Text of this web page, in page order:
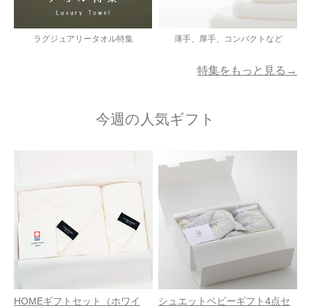
ラグジュアリータオル特集 薄手、厚手、コンパクトなど
特集をもっと見る→
今週の人気ギフト
HOMEギフトセット（ホワイ
シュエットベビーギフト4点セ